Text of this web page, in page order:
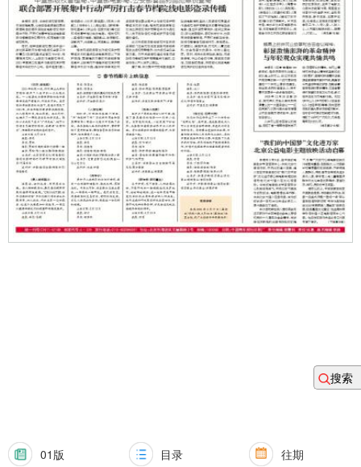
01版 目录 往期
搜索